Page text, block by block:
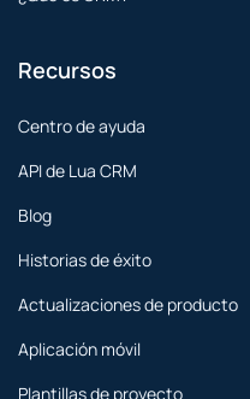
Recursos
Centro de ayuda
API de Lua CRM
Blog
Historias de éxito
Actualizaciones de producto
Aplicación móvil
Plantillas de proyecto